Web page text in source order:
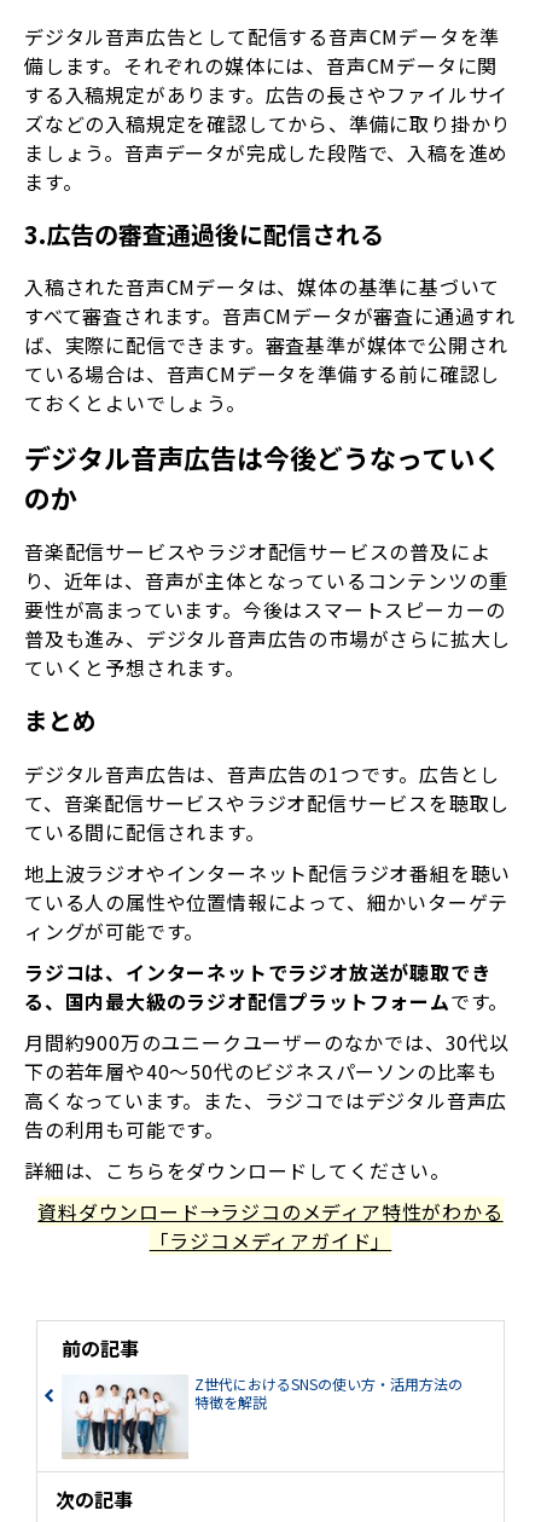
デジタル音声広告として配信する音声CMデータを準
備します。それぞれの媒体には、音声CMデータに関
する入稿規定があります。広告の長さやファイルサイ
ズなどの入稿規定を確認してから、準備に取り掛かり
ましょう。音声データが完成した段階で、入稿を進め
ます。
3.広告の審査通過後に配信される
入稿された音声CMデータは、媒体の基準に基づいて
すべて審査されます。音声CMデータが審査に通過すれ
ば、実際に配信できます。審査基準が媒体で公開され
ている場合は、音声CMデータを準備する前に確認し
ておくとよいでしょう。
デジタル音声広告は今後どうなっていく
のか
音楽配信サービスやラジオ配信サービスの普及によ
り、近年は、音声が主体となっているコンテンツの重
要性が高まっています。今後はスマートスピーカーの
普及も進み、デジタル音声広告の市場がさらに拡大し
ていくと予想されます。
まとめ
デジタル音声広告は、音声広告の1つです。広告とし
て、音楽配信サービスやラジオ配信サービスを聴取し
ている間に配信されます。
地上波ラジオやインターネット配信ラジオ番組を聴い
ている人の属性や位置情報によって、細かいターゲテ
ィングが可能です。
ラジコは、インターネットでラジオ放送が聴取でき
る、国内最大級のラジオ配信プラットフォームです。
月間約900万のユニークユーザーのなかでは、30代以
下の若年層や40〜50代のビジネスパーソンの比率も
高くなっています。また、ラジコではデジタル音声広
告の利用も可能です。
詳細は、こちらをダウンロードしてください。
資料ダウンロード→ラジコのメディア特性がわかる
「ラジコメディアガイド」
前の記事
Z世代におけるSNSの使い方・活用方法の
特徴を解説
次の記事